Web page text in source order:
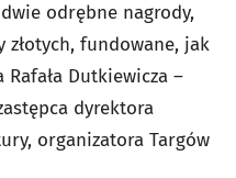
odrębne nagrody,
złotych, fundowane, jak
Dutkiewicza –
dyrektora
organizatora Targów